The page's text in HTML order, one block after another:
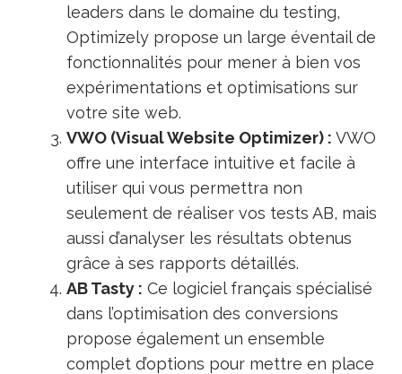
leaders dans le domaine du testing,
Optimizely propose un large éventail de
fonctionnalités pour mener à bien vos
expérimentations et optimisations sur
votre site web.
VWO (Visual Website Optimizer) : VWO
offre une interface intuitive et facile à
utiliser qui vous permettra non
seulement de réaliser vos tests AB, mais
aussi d’analyser les résultats obtenus
grâce à ses rapports détaillés.
AB Tasty : Ce logiciel français spécialisé
dans l’optimisation des conversions
propose également un ensemble
complet d’options pour mettre en place